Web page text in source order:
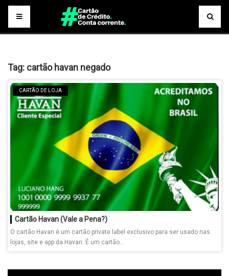
Tag: cartão havan negado
CARTÃO DE LOJA
Cartão Havan (Vale a Pena?)
O cartão Havan é um cartão private label exclusivo para ser usado nas
lojas, site e app da Havan. É um cartão...